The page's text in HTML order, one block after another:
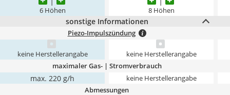
6 Höhen 8 Höhen
sonstige Informationen
Piezo-Impulszündung
keine Herstellerangabe keine Herstellerangabe
maximaler Gas- | Stromverbrauch
max. 220 g/h keine Herstellerangabe
Abmessungen